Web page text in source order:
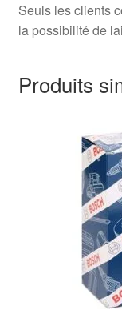
Seuls les clients
la possibilité de
Produits